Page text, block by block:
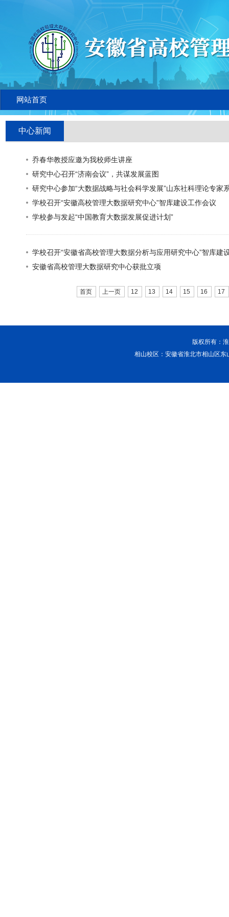
网站首页
中心新闻
乔春华教授应邀为我校师生讲座
研究中心召开“济南会议”，共谋发展蓝图
研究中心参加“大数据战略与社会科学发展”山东社科理论专家
学校召开“安徽高校管理大数据研究中心”智库建设工作会议
学校参与发起“中国教育大数据发展促进计划”
学校召开“安徽省高校管理大数据分析与应用研究中心”智库建
安徽省高校管理大数据研究中心获批立项
首页 上一页 12 13 14 15 16 17
版权所有：
相山校区：安徽省淮北市相山区